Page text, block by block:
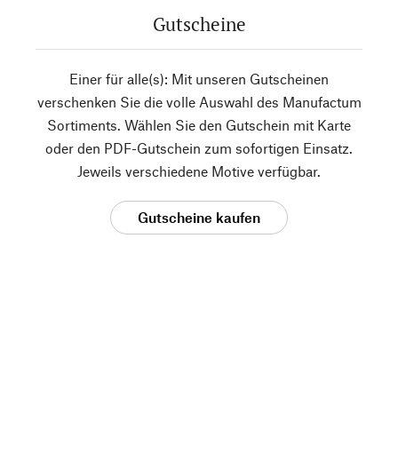
Gutscheine
Einer für alle(s): Mit unseren Gutscheinen
verschenken Sie die volle Auswahl des Manufactum
Sortiments. Wählen Sie den Gutschein mit Karte
oder den PDF-Gutschein zum sofortigen Einsatz.
Jeweils verschiedene Motive verfügbar.
Gutscheine kaufen